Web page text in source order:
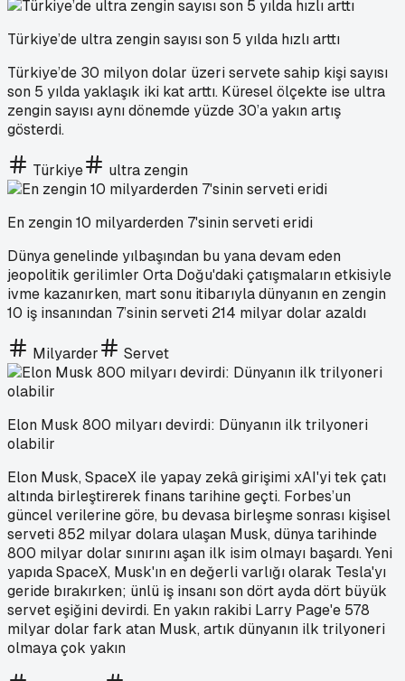
Türkiye’de ultra zengin sayısı son 5 yılda hızlı arttı
Türkiye’de 30 milyon dolar üzeri servete sahip kişi sayısı
son 5 yılda yaklaşık iki kat arttı. Küresel ölçekte ise ultra
zengin sayısı aynı dönemde yüzde 30’a yakın artış
gösterdi.
Türkiye ultra zengin
En zengin 10 milyarderden 7'sinin serveti eridi
Dünya genelinde yılbaşından bu yana devam eden
jeopolitik gerilimler Orta Doğu'daki çatışmaların etkisiyle
ivme kazanırken, mart sonu itibarıyla dünyanın en zengin
10 iş insanından 7’sinin serveti 214 milyar dolar azaldı
Milyarder Servet
Elon Musk 800 milyarı devirdi: Dünyanın ilk trilyoneri
olabilir
Elon Musk, SpaceX ile yapay zekâ girişimi xAI'yi tek çatı
altında birleştirerek finans tarihine geçti. Forbes’un
güncel verilerine göre, bu devasa birleşme sonrası kişisel
serveti 852 milyar dolara ulaşan Musk, dünya tarihinde
800 milyar dolar sınırını aşan ilk isim olmayı başardı. Yeni
yapıda SpaceX, Musk'ın en değerli varlığı olarak Tesla'yı
geride bırakırken; ünlü iş insanı son dört ayda dört büyük
servet eşiğini devirdi. En yakın rakibi Larry Page'e 578
milyar dolar fark atan Musk, artık dünyanın ilk trilyoneri
olmaya çok yakın